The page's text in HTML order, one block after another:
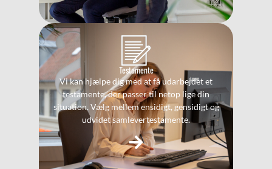
Testamente
Vi kan hjælpe dig med at få udarbejdet et
testamente, der passer til netop lige din
situation. Vælg mellem ensidigt, gensidigt og
udvidet samlevertestamente.